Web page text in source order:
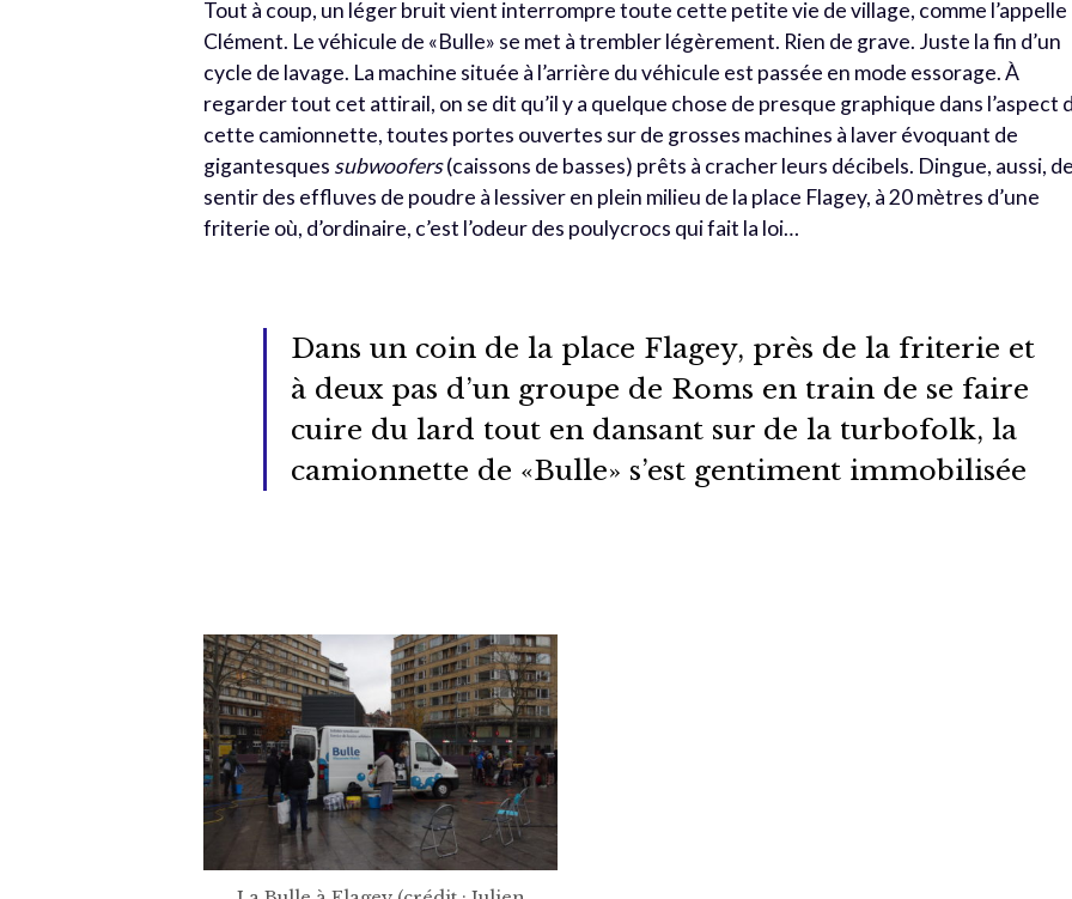
Tout à coup, un léger bruit vient interrompre toute cette petite vie de village, comme l’appelle
Clément. Le véhicule de «Bulle» se met à trembler légèrement. Rien de grave. Juste la fin d’un
cycle de lavage. La machine située à l’arrière du véhicule est passée en mode essorage. À
regarder tout cet attirail, on se dit qu’il y a quelque chose de presque graphique dans l’aspect
cette camionnette, toutes portes ouvertes sur de grosses machines à laver évoquant de
gigantesques subwoofers(caissons de basses) prêts à cracher leurs décibels. Dingue, aussi, de
sentir des effluves de poudre à lessiver en plein milieu de la place Flagey, à 20 mètres d’une
friterie où, d’ordinaire, c’est l’odeur des poulycrocs qui fait la loi…
Dans un coin de la place Flagey, près de la friterie et
à deux pas d’un groupe de Roms en train de se faire
cuire du lard tout en dansant sur de la turbofolk, la
camionnette de «Bulle» s’est gentiment immobilisée